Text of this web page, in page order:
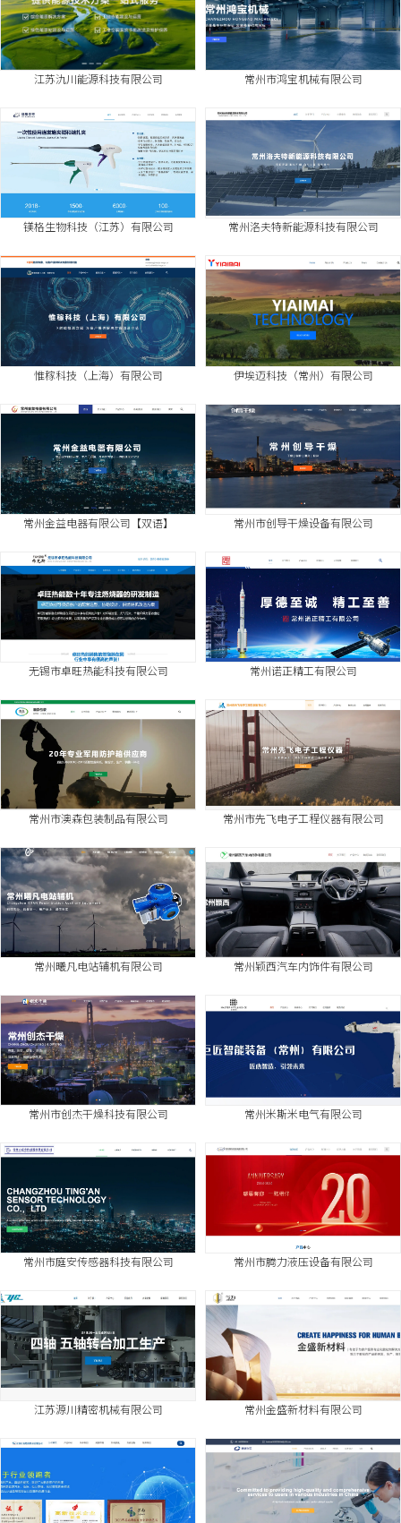
江苏氿川能源科技有限公司 常州市鸿宝机械有限公司
镁格生物科技（江苏）有限公司 常州洛夫特新能源科技有限公司
惟稼科技（上海）有限公司 伊埃迈科技（常州）有限公司
常州金益电器有限公司【双语】 常州市创导干燥设备有限公司
无锡市卓旺热能科技有限公司 常州诺正精工有限公司
常州市澳森包装制品有限公司 常州市先飞电子工程仪器有限公司
常州曦凡电站辅机有限公司 常州颖西汽车内饰件有限公司
常州市创杰干燥科技有限公司 常州米斯米电气有限公司
常州市庭安传感器科技有限公司 常州市腾力液压设备有限公司
江苏源川精密机械有限公司 常州金盛新材料有限公司